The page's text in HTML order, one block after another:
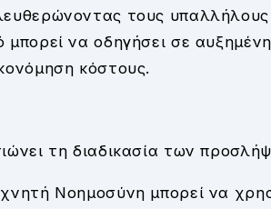
τους υπαλλήλους
μπορεί να οδηγήσει σε
κόστους.
τη διαδικασία των
Νοημοσύνη μπορεί να